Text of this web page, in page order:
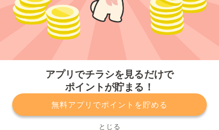
アプリでチラシを見るだけで
ポイントが貯まる！
無料アプリでポイントを貯める
とじる
プライバシーポリシー 利用規約
運営会社
サービスに関してのお問い合わせ